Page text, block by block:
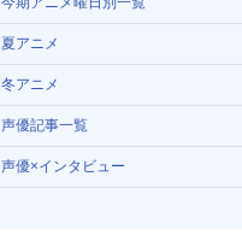
夏アニメ
冬アニメ
声優記事一覧
声優×インタビュー